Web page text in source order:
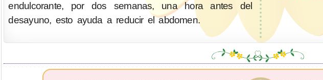
endulcorante, por dos semanas, una hora antes del
desayuno, esto ayuda a reducir el abdomen.